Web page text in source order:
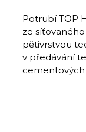
Potrubí TOP
ze
pětivrstvou
v předávání